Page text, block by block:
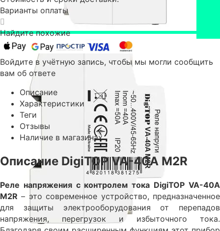
Варианты оплаты
Найдите похожие
Войдите в учётную запись, чтобы мы могли сообщить
вам об ответе
Описание
Характеристики
Теги
Отзывы
Наличие в магазинах
Описание DigiTOP VA-40A M2R
Реле напряжения с контролем тока DigiTOP VA-40A
M2R – это современное устройство, предназначенное
для защиты электрооборудования от перепадов
напряжения, перегрузок и избыточного тока.